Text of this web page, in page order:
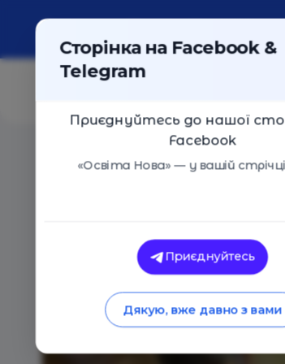
Одеська приватна
Оцінка 0 - 0 голосів
Сторінка на Facebook &
Telegram
Приєднуйтесь до нашої
Facebook
«Освіта Нова» — у вашій
Приєднуйтесь
Дякую, вже давно з вами